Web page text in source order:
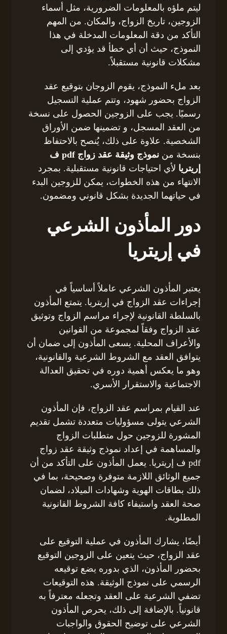
ليتم ملؤه بالمعلومات الضرورية، مثل أسماء
الزوجين، تاريخ الزواج، والمكان. من المهم
التأكد من دقة المعلومات المدخلة في هذا
النموذج، حيث أن أي خطأ قد يؤدي إلى
مشكلات قانونية مستقبلاً.
بعد ملء النموذج، يقوم الزوجان بتوقيع عقد
الزواج بحضور شهود، وتتم عملية التسجيل
رسميًا. يجب على الزوجين الحصول على نسخة
من العقد المسجل، و تضمينها ضمن الأوراق
الشخصية. علاوة على ذلك، يُنصح بالاحتفاظ
بنسخة من
نموذج وثيقة عقد زواج pdf ف
إريتريا لأي احتياجات قانونية مستقبلية. بمجرد
الانتهاء من هذه الخطوات، يمكن للزوجين البدء
في حياتهما الجديدة بشكل قانوني ومضمون.
دور المأذون الشرعي
في إريتريا
يعتبر المأذون الشرعي عاملاً أساسياً في
إجراءات عقد الزواج في إريتريا. يتمتع المأذون
بالسلطة القانونية لإجراء مراسم الزواج وتوثيق
عقد الزواج وفقاً لمجموعة من القوانين
والأعراف المحلية. يسعى المأذون إلى ضمان أن
يتوافق العقد مع الشروط الشرعية والقانونية،
وهو ما يعكس أهمية دوره في تحقيق العدالة
الاجتماعية والاستقرار الأسري.
عند القيام بمراسم عقد الزواج، فإن المأذون
الشرعي يتولى مسؤوليات متعددة تشمل تقديم
المشورة للزوجين حول متطلبات الزواج
والمساهمة في إعداد نموذج وثيقة عقد زواج
pdf ف إريتريا. يعمل المأذون على التأكد من أن
جميع الوثائق اللازمة متوفرة وصحيحة، بما في
ذلك بطاقات الهوية وشهادات الميلاد، لضمان
صحة العقد واستيفاء كافة الشروط القانونية
المطلوبة.
أيضًا، يشارك المأذون في عملية التوقيع على
عقد الزواج، حيث يتعين على الزوجين التوقيع
بحضور المأذون، الذي بدوره يضع توقيعه
الرسمي على نموذج الوثيقة. هذه التوقيعات
تضفي الشرعية على العقد وتجعله معترفاً به
قانونياً. بالإضافة إلى ذلك، يحرص المأذون
الشرعي على توضيح الحقوق والواجبات